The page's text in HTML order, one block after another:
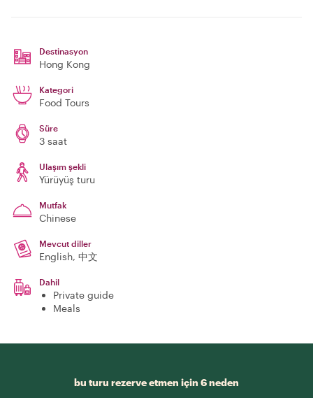
Destinasyon
Hong Kong
Kategori
Food Tours
Süre
3 saat
Ulaşım şekli
Yürüyüş turu
Mutfak
Chinese
Mevcut diller
English, 中文
Dahil
Private guide
Meals
bu turu rezerve etmen için 6 neden